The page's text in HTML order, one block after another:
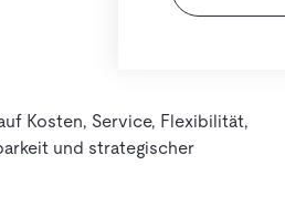
Kosten, Service, Flexibilität,
und strategischer